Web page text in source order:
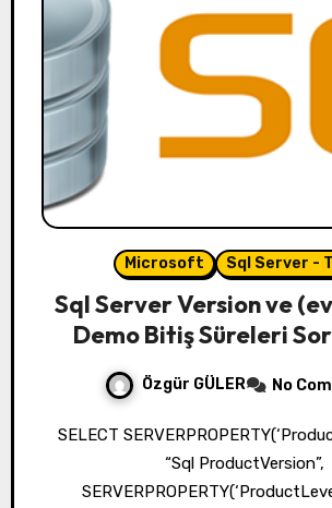
Microsoft Sql Server -
Sql Server Version ve
Demo Bitiş Süreleri
Özgür GÜLER No
SELECT SERVERPROPERTY(‘ProductVersion’) AS
“Sql ProductVersion”,